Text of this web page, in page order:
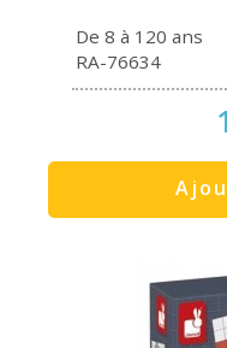
De 8 à 120 ans
RA-76634